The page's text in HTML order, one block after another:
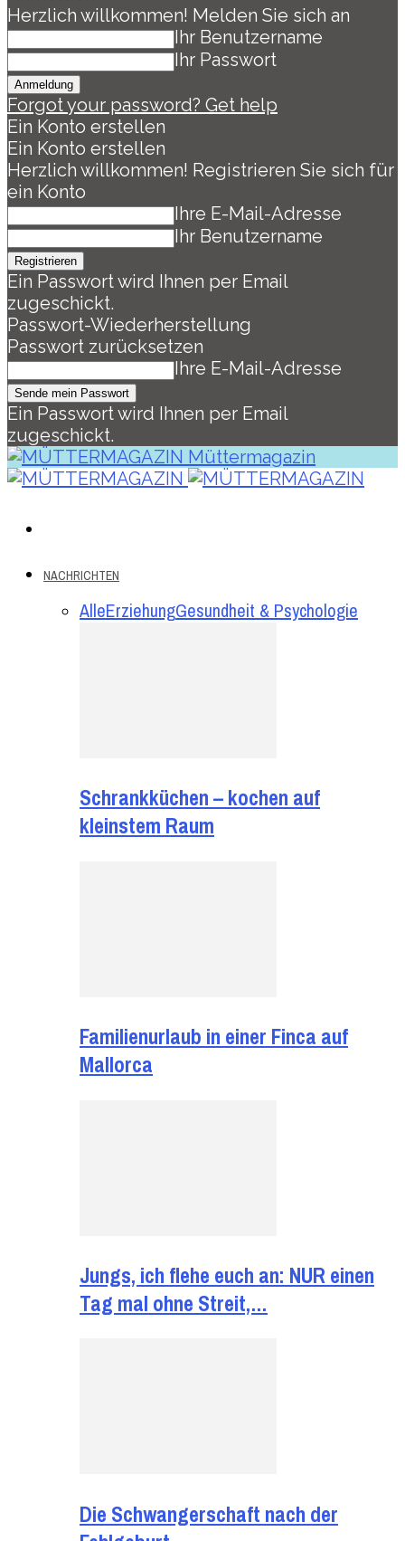
Herzlich willkommen! Melden Sie sich an
Ihr Benutzername
Ihr Passwort
Forgot your password? Get help
Ein Konto erstellen
Ein Konto erstellen
Herzlich willkommen! Registrieren Sie sich für
ein Konto
Ihre E-Mail-Adresse
Ihr Benutzername
Ein Passwort wird Ihnen per Email
zugeschickt.
Passwort-Wiederherstellung
Passwort zurücksetzen
Ihre E-Mail-Adresse
Ein Passwort wird Ihnen per Email
zugeschickt.
Müttermagazin
NACHRICHTEN
AlleErziehungGesundheit & Psychologie
Schrankküchen – kochen auf
kleinstem Raum
Familienurlaub in einer Finca auf
Mallorca
Jungs, ich flehe euch an: NUR einen
Tag mal ohne Streit,…
Die Schwangerschaft nach der